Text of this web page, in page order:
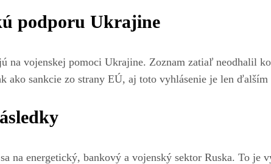
podporu Ukrajine
na vojenskej pomoci Ukrajine. Zoznam zatiaľ neodhalil
ako sankcie zo strany EÚ, aj toto vyhlásenie je len
na energetický, bankový a vojenský sektor Ruska. To je